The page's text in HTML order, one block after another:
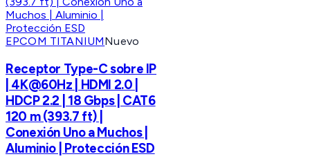
EPCOM TITANIUMNuevo
Receptor Type-C sobre IP
| 4K@60Hz | HDMI 2.0 |
HDCP 2.2 | 18 Gbps | CAT6
120 m (393.7 ft) |
Conexión Uno a Muchos |
Aluminio | Protección ESD